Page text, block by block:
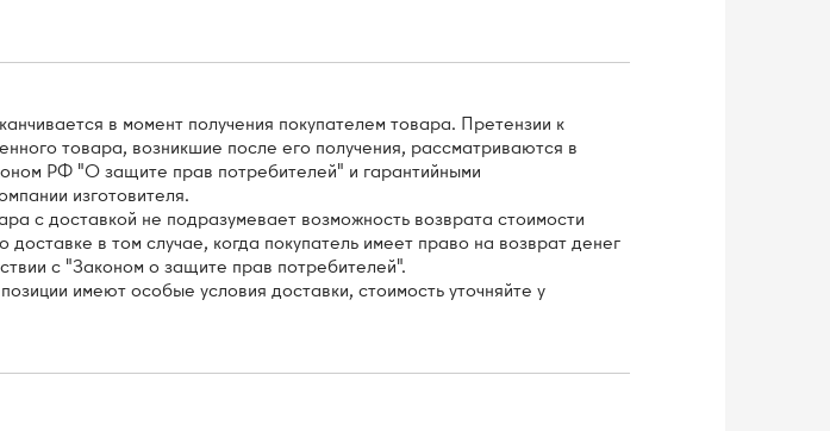
в момент получения покупателем товара. Претензии к
товара, возникшие после его получения, рассматриваются в
РФ "О защите прав потребителей" и гарантийными
изготовителя.
с доставкой не подразумевает возможность возврата стоимости
доставке в том случае, когда покупатель имеет право на возврат денег
с "Законом о защите прав потребителей".
имеют особые условия доставки, стоимость уточняйте у